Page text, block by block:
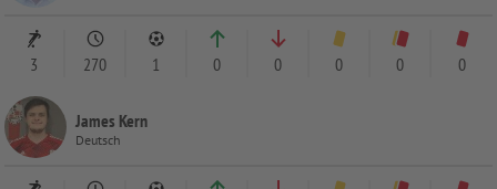
3 270 1 0 0 0 0 0
James Kern
Deutsch